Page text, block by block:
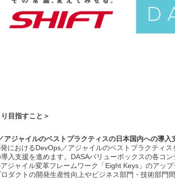
目指すこと＞
ジャイルのベストプラクティスの日本国内への導入
におけるDevOps／アジャイルのベストプラクティ
入支援を進めます。DASAバリューボックスの各コ
ジャイル変革フレームワーク「Eight Keys」のアッ
ダクトの開発生産性向上やビジネス部門・技術部門